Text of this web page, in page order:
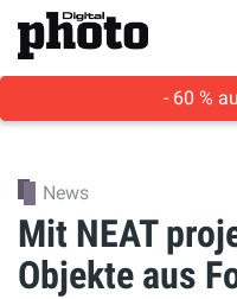
- 60 %
News
Mit NEAT
Objekte aus